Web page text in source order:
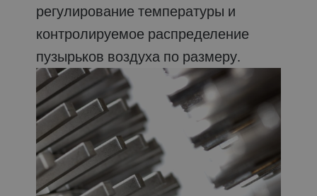
регулирование температуры и
контролируемое распределение
пузырьков воздуха по размеру.